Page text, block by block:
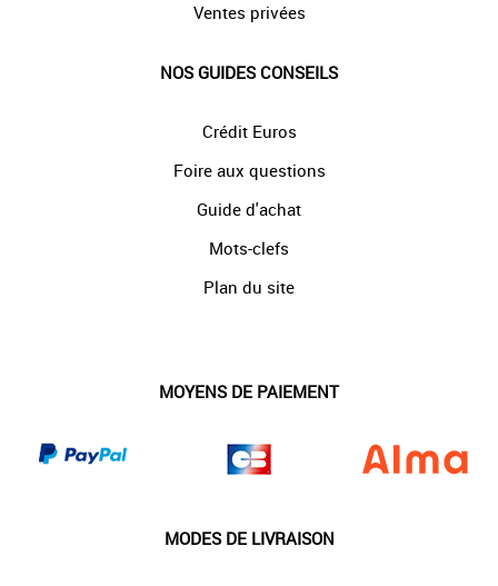
Ventes privées
NOS GUIDES CONSEILS
Crédit Euros
Foire aux questions
Guide d'achat
Mots-clefs
Plan du site
MOYENS DE PAIEMENT
MODES DE LIVRAISON